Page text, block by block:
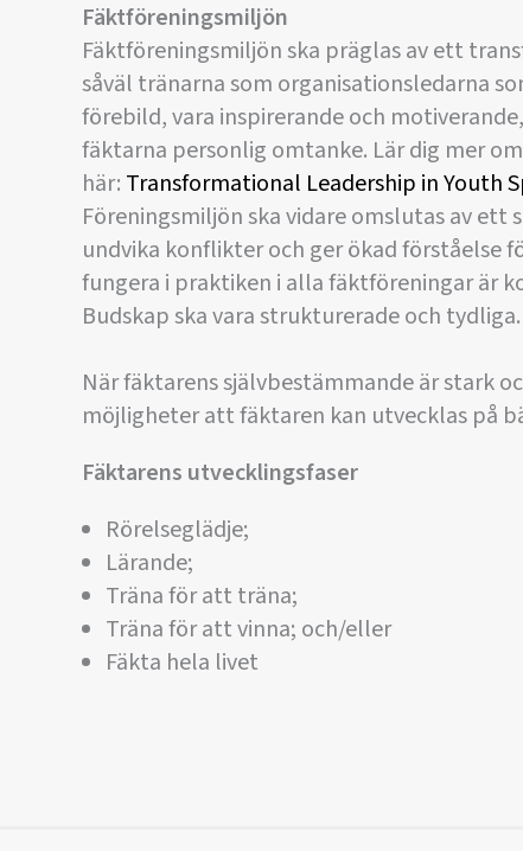
Fäktföreningsmiljön
Fäktföreningsmiljön ska präglas av ett
såväl tränarna som organisationsledarna
förebild, vara inspirerande och
fäktarna personlig omtanke. Lär dig mer
här: Transformational Leadership in Youth
Föreningsmiljön ska vidare omslutas av
undvika konflikter och ger ökad förståelse
fungera i praktiken i alla fäktföreningar är
Budskap ska vara strukturerade och tydliga.
När fäktarens självbestämmande är stark
möjligheter att fäktaren kan utvecklas på
Fäktarens utvecklingsfaser
Rörelseglädje;
Lärande;
Träna för att träna;
Träna för att vinna; och/eller
Fäkta hela livet